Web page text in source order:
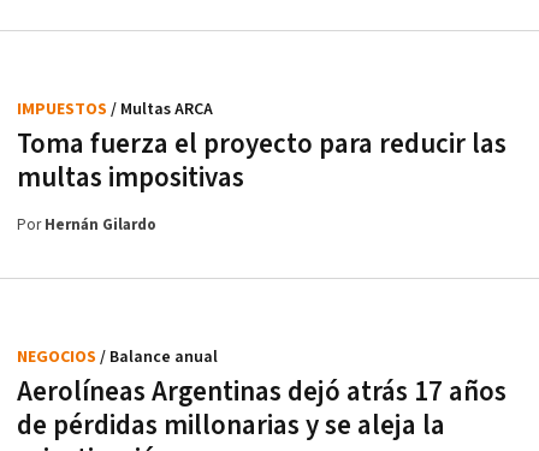
Toma fuerza el proyecto para reducir las
multas impositivas
IMPUESTOS / Multas ARCA
PorHernán Gilardo
Aerolíneas Argentinas dejó atrás 17 años
de pérdidas millonarias y se aleja la
NEGOCIOS / Balance anual